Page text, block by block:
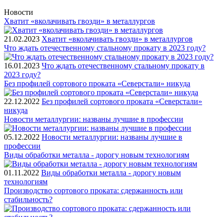
Новости
Хватит «вколачивать гвозди» в металлургов
21.02.2023 Хватит «вколачивать гвозди» в металлургов
Что ждать отечественному стальному прокату в 2023 году?
16.01.2023 Что ждать отечественному стальному прокату в
2023 году?
Без профилей сортового проката «Северстали» никуда
22.12.2022 Без профилей сортового проката «Северстали»
никуда
Новости металлургии: названы лучшие в профессии
05.12.2022 Новости металлургии: названы лучшие в
профессии
Виды обработки металла - дорогу новым технологиям
01.11.2022 Виды обработки металла - дорогу новым
технологиям
Производство сортового проката: сдержанность или
стабильность?